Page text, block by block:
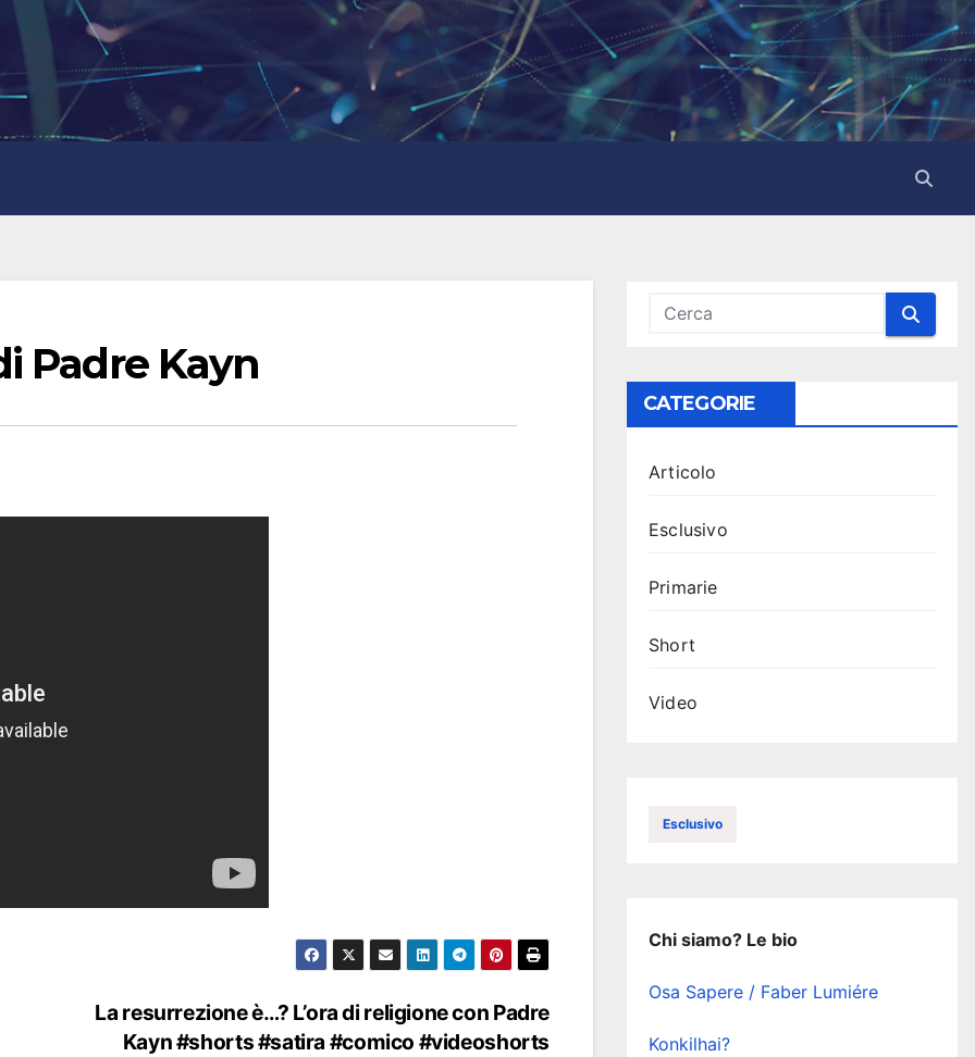
Padre Kayn
La resurrezione è…? L’ora di religione con Padre
Kayn #shorts #satira #comico #videoshorts
CATEGORIE
Articolo
Esclusivo
Primarie
Short
Video
Esclusivo
Chi siamo? Le bio
Osa Sapere / Faber Lumiére
Konkilhai?